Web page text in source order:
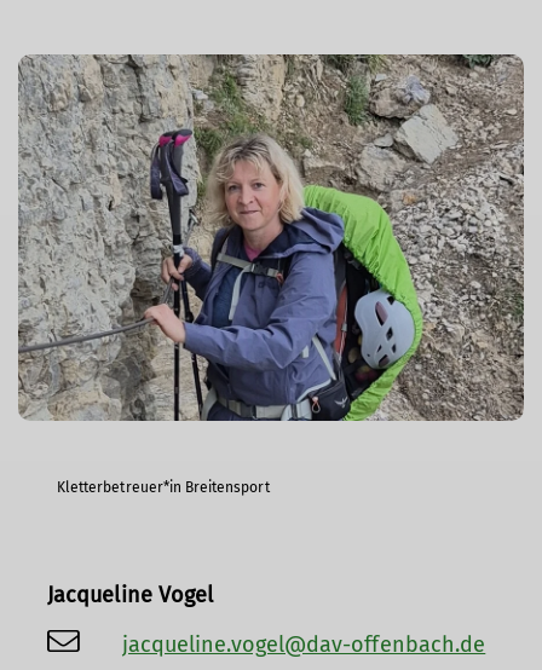
Kletterbetreuer*in Breitensport
Jacqueline Vogel
jacqueline.vogel@dav-offenbach.de